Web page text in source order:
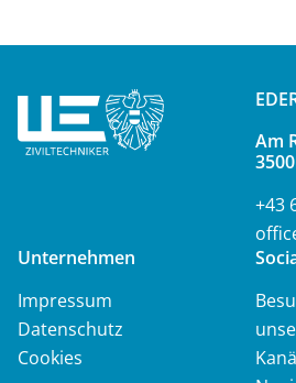
Am
+43
Unternehmen
Navigation
überspringen
Impressum
Datenschutz
Cookies